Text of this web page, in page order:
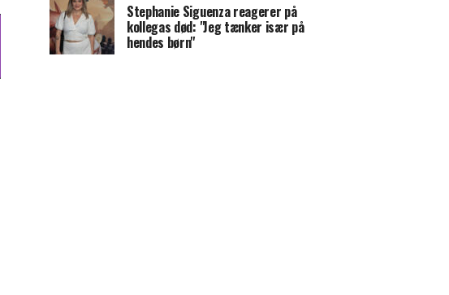
Stephanie Siguenza reagerer på
kollegas død: "Jeg tænker især på
hendes børn"